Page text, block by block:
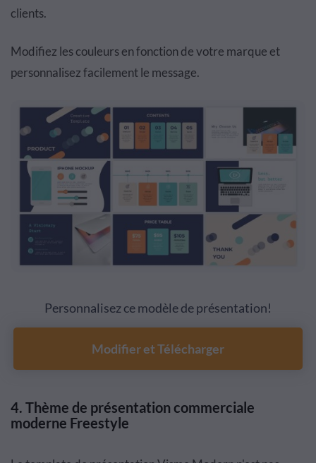
clients.
Modifiez les couleurs en fonction de votre marque et
personnalisez facilement le message.
Personnalisez ce modèle de présentation!
Modifier et Télécharger
4. Thème de présentation commerciale
moderne Freestyle